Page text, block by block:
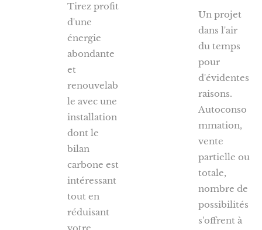
Tirez profit
d'une
énergie
abondante
et
renouvelab
le avec une
installation
dont le
bilan
carbone est
intéressant
tout en
réduisant
Un projet
dans l'air
du temps
pour
d'évidentes
raisons.
Autoconso
mmation,
vente
partielle ou
totale,
nombre de
possibilités
s'offrent à